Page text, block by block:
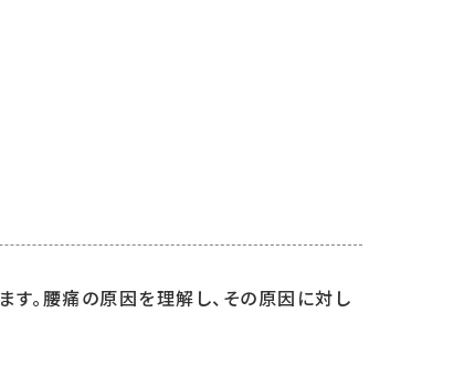
。腰痛の原因を理解し、その原因に対し